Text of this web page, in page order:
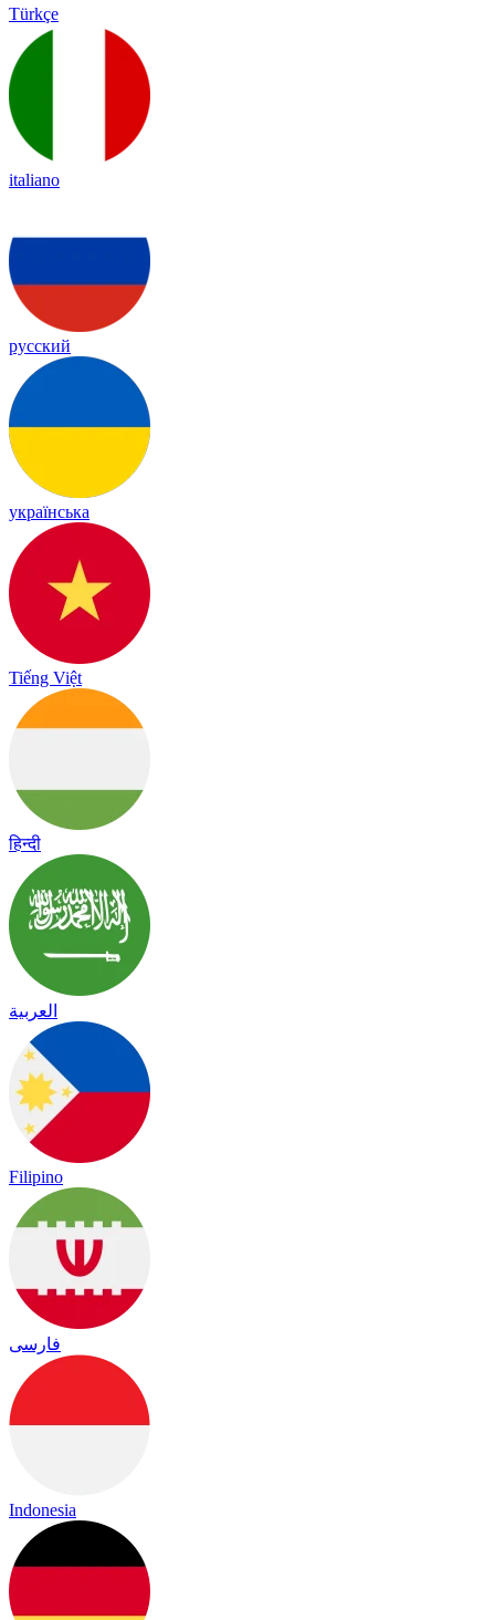
Türkçe
italiano
русский
українська
Tiếng Việt
हिन्दी
العربية
Filipino
فارسی
Indonesia